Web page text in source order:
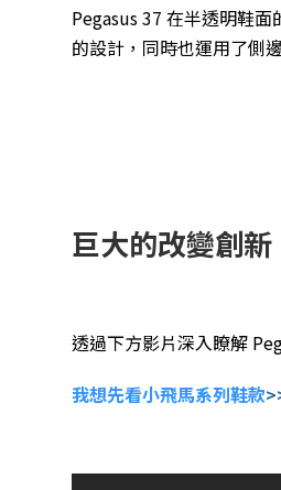
Pegasus 37 在半透明鞋
的設計，同時也運用了側
巨大的改變創新
透過下方影片深入瞭解
我想先看小飛馬系列鞋款